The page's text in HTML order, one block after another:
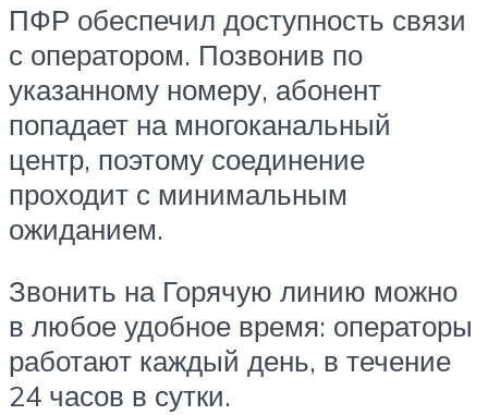
ПФР обеспечил доступность связи
с оператором. Позвонив по
указанному номеру, абонент
попадает на многоканальный
центр, поэтому соединение
проходит с минимальным
ожиданием.
Звонить на Горячую линию можно
в любое удобное время: операторы
работают каждый день, в течение
24 часов в сутки.